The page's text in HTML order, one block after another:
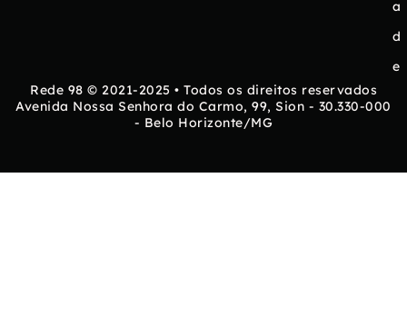
a
d
e
Rede 98 © 2021-2025 • Todos os direitos reservados
Avenida Nossa Senhora do Carmo, 99, Sion - 30.330-000
- Belo Horizonte/MG